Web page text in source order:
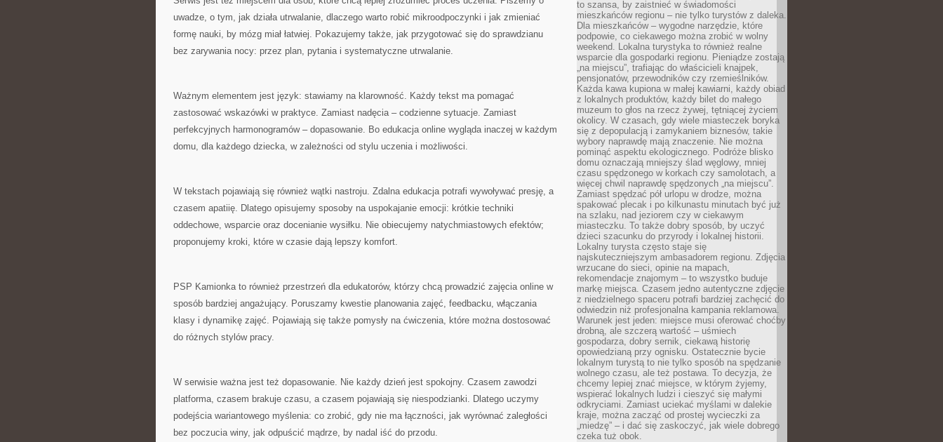
uwadze, o tym, jak działa utrwalanie, dlaczego warto robić mikroodpoczynki i jak zmieniać
formę nauki, by mózg miał łatwiej. Pokazujemy także, jak przygotować się do sprawdzianu
bez zarywania nocy: przez plan, pytania i systematyczne utrwalanie.
Ważnym elementem jest język: stawiamy na klarowność. Każdy tekst ma pomagać
zastosować wskazówki w praktyce. Zamiast nadęcia – codzienne sytuacje. Zamiast
perfekcyjnych harmonogramów – dopasowanie. Bo edukacja online wygląda inaczej w każdym
domu, dla każdego dziecka, w zależności od stylu uczenia i możliwości.
W tekstach pojawiają się również wątki nastroju. Zdalna edukacja potrafi wywoływać presję, a
czasem apatiię. Dlatego opisujemy sposoby na uspokajanie emocji: krótkie techniki
oddechowe, wsparcie oraz docenianie wysiłku. Nie obiecujemy natychmiastowych efektów;
proponujemy kroki, które w czasie dają lepszy komfort.
PSP Kamionka to również przestrzeń dla edukatorów, którzy chcą prowadzić zajęcia online w
sposób bardziej angażujący. Poruszamy kwestie planowania zajęć, feedbacku, włączania
klasy i dynamikę zajęć. Pojawiają się także pomysły na ćwiczenia, które można dostosować
do różnych stylów pracy.
W serwisie ważna jest też dopasowanie. Nie każdy dzień jest spokojny. Czasem zawodzi
platforma, czasem brakuje czasu, a czasem pojawiają się niespodzianki. Dlatego uczymy
podejścia wariantowego myślenia: co zrobić, gdy nie ma łączności, jak wyrównać zaległości
bez poczucia winy, jak odpuścić mądrze, by nadal iść do przodu.
to szansa, by zaistnieć w świadomości
mieszkańców regionu – nie tylko turystów z daleka.
Dla mieszkańców – wygodne narzędzie, które
podpowie, co ciekawego można zrobić w wolny
weekend. Lokalna turystyka to również realne
wsparcie dla gospodarki regionu. Pieniądze zostają
„na miejscu”, trafiając do właścicieli knajpek,
pensjonatów, przewodników czy rzemieślników.
Każda kawa kupiona w małej kawiarni, każdy obiad
z lokalnych produktów, każdy bilet do małego
muzeum to głos na rzecz żywej, tętniącej życiem
okolicy. W czasach, gdy wiele miasteczek boryka
się z depopulacją i zamykaniem biznesów, takie
wybory naprawdę mają znaczenie. Nie można
pominąć aspektu ekologicznego. Podróże blisko
domu oznaczają mniejszy ślad węglowy, mniej
czasu spędzonego w korkach czy samolotach, a
więcej chwil naprawdę spędzonych „na miejscu”.
Zamiast spędzać pół urlopu w drodze, można
spakować plecak i po kilkunastu minutach być już
na szlaku, nad jeziorem czy w ciekawym
miasteczku. To także dobry sposób, by uczyć
dzieci szacunku do przyrody i lokalnej historii.
Lokalny turysta często staje się
najskuteczniejszym ambasadorem regionu. Zdjęcia
wrzucane do sieci, opinie na mapach,
rekomendacje znajomym – to wszystko buduje
markę miejsca. Czasem jedno autentyczne zdjęcie
z niedzielnego spaceru potrafi bardziej zachęcić do
odwiedzin niż profesjonalna kampania reklamowa.
Warunek jest jeden: miejsce musi oferować choćby
drobną, ale szczerą wartość – uśmiech
gospodarza, dobry sernik, ciekawą historię
opowiedzianą przy ognisku. Ostatecznie bycie
lokalnym turystą to nie tylko sposób na spędzanie
wolnego czasu, ale też postawa. To decyzja, że
chcemy lepiej znać miejsce, w którym żyjemy,
wspierać lokalnych ludzi i cieszyć się małymi
odkryciami. Zamiast uciekać myślami w dalekie
kraje, można zacząć od prostej wycieczki za
„miedzę” – i dać się zaskoczyć, jak wiele dobrego
czeka tuż obok.